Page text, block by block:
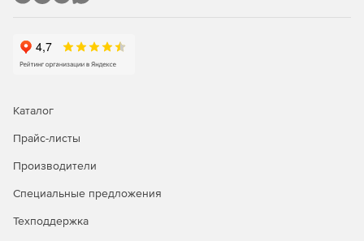
Undelete Server Edition (5 лицензий на эту программу
входят в комплект поставки Undelete Server Edition).
Каталог
Прайс-листы
Производители
Специальные предложения
Техподдержка